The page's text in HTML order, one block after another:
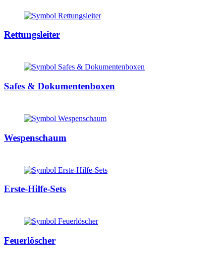
Rettungsleiter
Safes & Dokumentenboxen
Wespenschaum
Erste-Hilfe-Sets
Feuerlöscher